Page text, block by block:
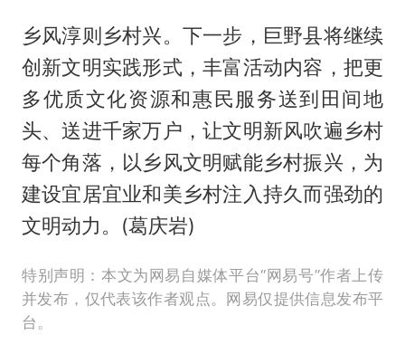
乡风淳则乡村兴。下一步，巨野县将继续
创新文明实践形式，丰富活动内容，把更
多优质文化资源和惠民服务送到田间地
头、送进千家万户，让文明新风吹遍乡村
每个角落，以乡风文明赋能乡村振兴，为
建设宜居宜业和美乡村注入持久而强劲的
文明动力。(葛庆岩)
特别声明：本文为网易自媒体平台“网易号”作者上传
并发布，仅代表该作者观点。网易仅提供信息发布平
台。